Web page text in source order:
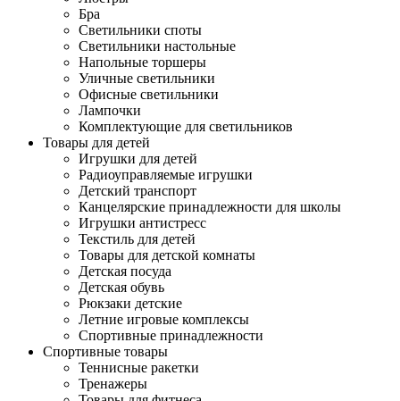
Бра
Светильники споты
Светильники настольные
Напольные торшеры
Уличные светильники
Офисные светильники
Лампочки
Комплектующие для светильников
Товары для детей
Игрушки для детей
Радиоуправляемые игрушки
Детский транспорт
Канцелярские принадлежности для школы
Игрушки антистресс
Текстиль для детей
Товары для детской комнаты
Детская посуда
Детская обувь
Рюкзаки детские
Летние игровые комплексы
Спортивные принадлежности
Спортивные товары
Теннисные ракетки
Тренажеры